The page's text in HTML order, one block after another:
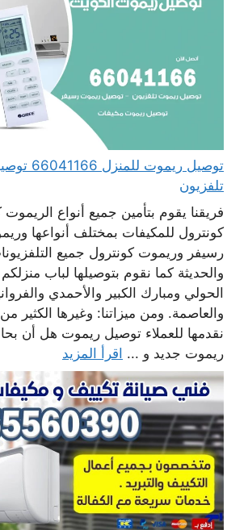
توصيل ريموت
تلفزيون
فريقنا يقوم بتأمين جميع أنواع
كونترول للمكيفات بمختلف أنواعها
رسيفر وريموت كونترول جميع
والحديثة كما نقوم بتوصيلها لباب
الحولي ومبارك الكبير والأحمدي
والعاصمة. ومن ميزاتنا: وغيرها الكثير
نقدمها للعملاء توصيل ريموت هل أن
ريموت جديد و ... اقرأ المزيد